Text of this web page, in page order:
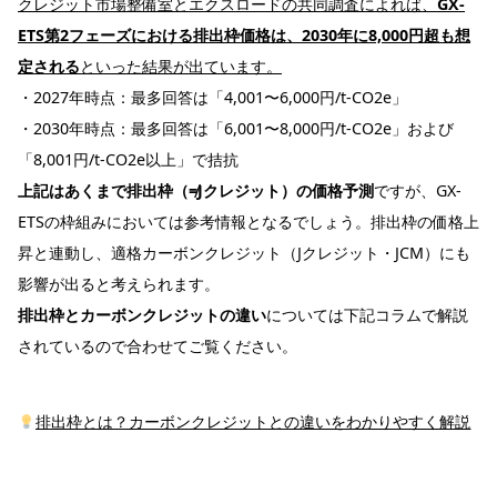
クレジット市場整備室とエクスロードの共同調査によれば、 GX-
ETS第2フェーズにおける排出枠価格は、2030年に8,000円超も想
定されるといった結果が出ています。
・2027年時点：最多回答は「4,001〜6,000円/t-CO2e」
・2030年時点：最多回答は「6,001〜8,000円/t-CO2e」および
「8,001円/t-CO2e以上」で拮抗
上記はあくまで排出枠（≠Jクレジット）の価格予測ですが、GX-
ETSの枠組みにおいては参考情報となるでしょう。排出枠の価格上
昇と連動し、適格カーボンクレジット（Jクレジット・JCM）にも
影響が出ると考えられます。
排出枠とカーボンクレジットの違いについては下記コラムで解説
されているので合わせてご覧ください。
排出枠とは？カーボンクレジットとの違いをわかりやすく解説